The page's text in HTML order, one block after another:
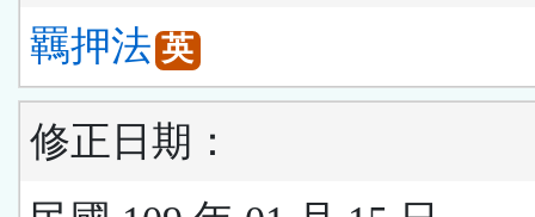
羈押法 英
修正日期：